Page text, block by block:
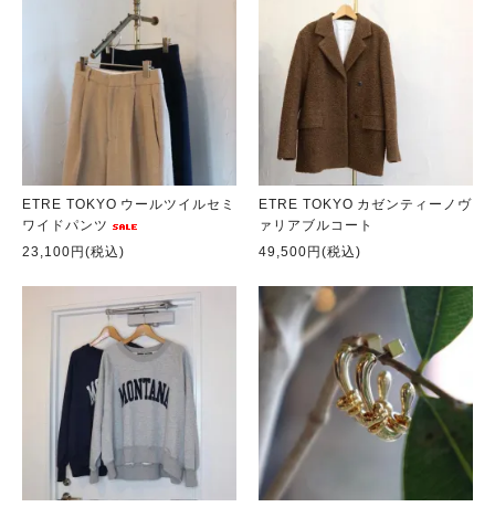
ETRE TOKYO ウールツイルセミ
ワイドパンツ
23,100円(税込)
ETRE TOKYO カゼンティーノヴ
ァリアブルコート
49,500円(税込)